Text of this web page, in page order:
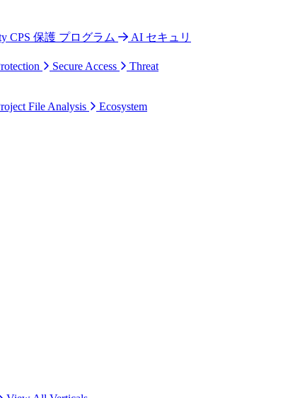
CPS 保護 プログラム
AI セキュリ
Secure Access
Threat
File Analysis
Ecosystem